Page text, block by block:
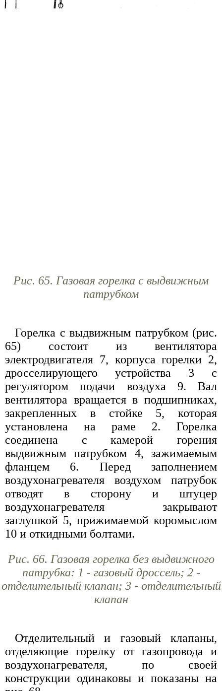
Рис. 65. Газовая горелка с выдвижным
патрубком
Горелка с выдвижным патрубком (рис.
65) состоит из вентилятора
электродвигателя 7, корпуса горелки 2,
дросселирующего устройства 3 с
регулятором подачи воздуха 9. Вал
вентилятора вращается в подшипниках,
закрепленных в стойке 5, которая
установлена на раме 2. Горелка
соединена с камерой горения
выдвижным патрубком 4, зажимаемым
фланцем 6. Перед заполнением
воздухонагревателя воздухом патрубок
отводят в сторону и штуцер
воздухонагревателя закрывают
заглушкой 5, прижимаемой коромыслом
10 и откидными болтами.
Рис. 66. Газовая горелка без выдвижного
патрубка: 1 - газовый дроссель; 2 -
отделительный клапан; 3 - отделительный
клапан
Отделительный и газовый клапаны,
отделяющие горелку от газопровода и
воздухонагревателя, по своей
конструкции одинаковы и показаны на